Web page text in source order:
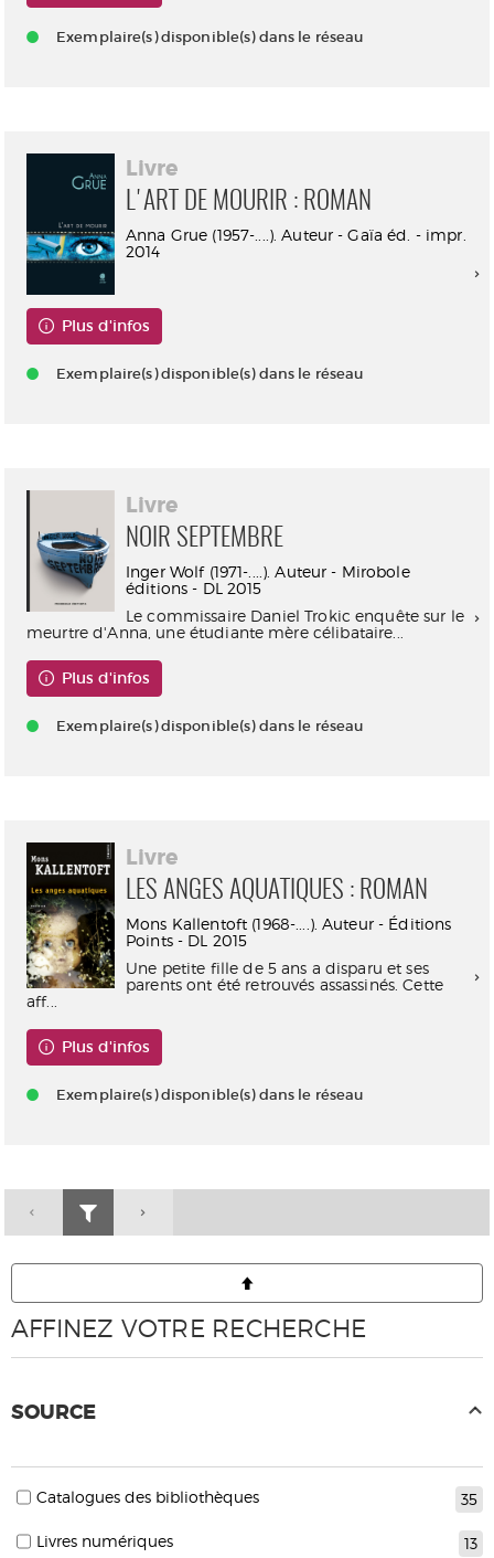
Exemplaire(s) disponible(s) dans le réseau
Livre
L'ART DE MOURIR : ROMAN
Anna Grue (1957-....). Auteur - Gaïa éd. - impr.
2014
Plus d'infos
Exemplaire(s) disponible(s) dans le réseau
Livre
NOIR SEPTEMBRE
Inger Wolf (1971-....). Auteur - Mirobole
éditions - DL 2015
Le commissaire Daniel Trokic enquête sur le
meurtre d'Anna, une étudiante mère célibataire...
Plus d'infos
Exemplaire(s) disponible(s) dans le réseau
Livre
LES ANGES AQUATIQUES : ROMAN
Mons Kallentoft (1968-....). Auteur - Éditions
Points - DL 2015
Une petite fille de 5 ans a disparu et ses
parents ont été retrouvés assassinés. Cette
aff...
Plus d'infos
Exemplaire(s) disponible(s) dans le réseau
AFFINEZ VOTRE RECHERCHE
SOURCE
35
Catalogues des bibliothèques
13
Livres numériques